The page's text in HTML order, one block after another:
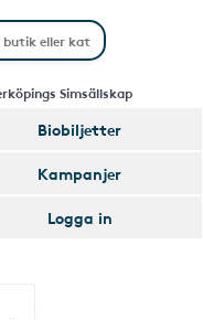
Simsällskap
Biobiljetter
Kampanjer
Logga in